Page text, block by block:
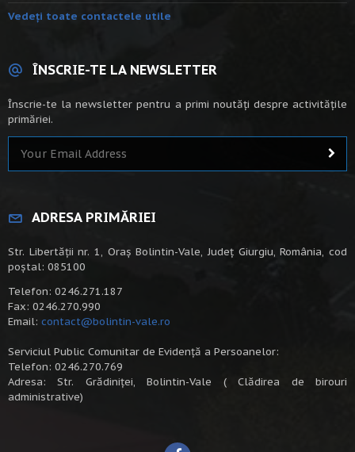
Vedeți toate contactele utile
ÎNSCRIE-TE LA NEWSLETTER
Înscrie-te la newsletter pentru a primi noutăți despre activitățile
primăriei.
ADRESA PRIMĂRIEI
Str. Libertății nr. 1, Oraș Bolintin-Vale, Județ Giurgiu, România, cod
poștal: 085100
Telefon: 0246.271.187
Fax: 0246.270.990
Email: contact@bolintin-vale.ro
Serviciul Public Comunitar de Evidență a Persoanelor:
Telefon: 0246.270.769
Adresa: Str. Grădiniței, Bolintin-Vale ( Clădirea de birouri
administrative)